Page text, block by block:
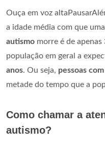
Ouça em voz
a idade média com que uma
autismo morre é de apenas
população em geral a
anos. Ou seja, pessoas
metade do tempo que a
Como chamar a
autismo?